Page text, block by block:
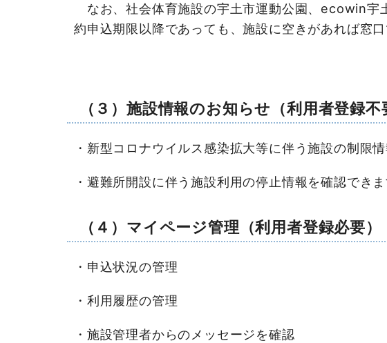
なお、社会体育施設の宇土市運動公園、ecowin宇
約申込期限以降であっても、施設に空きがあれば窓口
（３）施設情報のお知らせ （利用者登録不
・新型コロナウイルス感染拡大等に伴う施設の制限情
・避難所開設に伴う施設利用の停止情報を確認できま
（４）マイページ管理 （利用者登録必要）
・申込状況の管理
・利用履歴の管理
・施設管理者からのメッセージを確認